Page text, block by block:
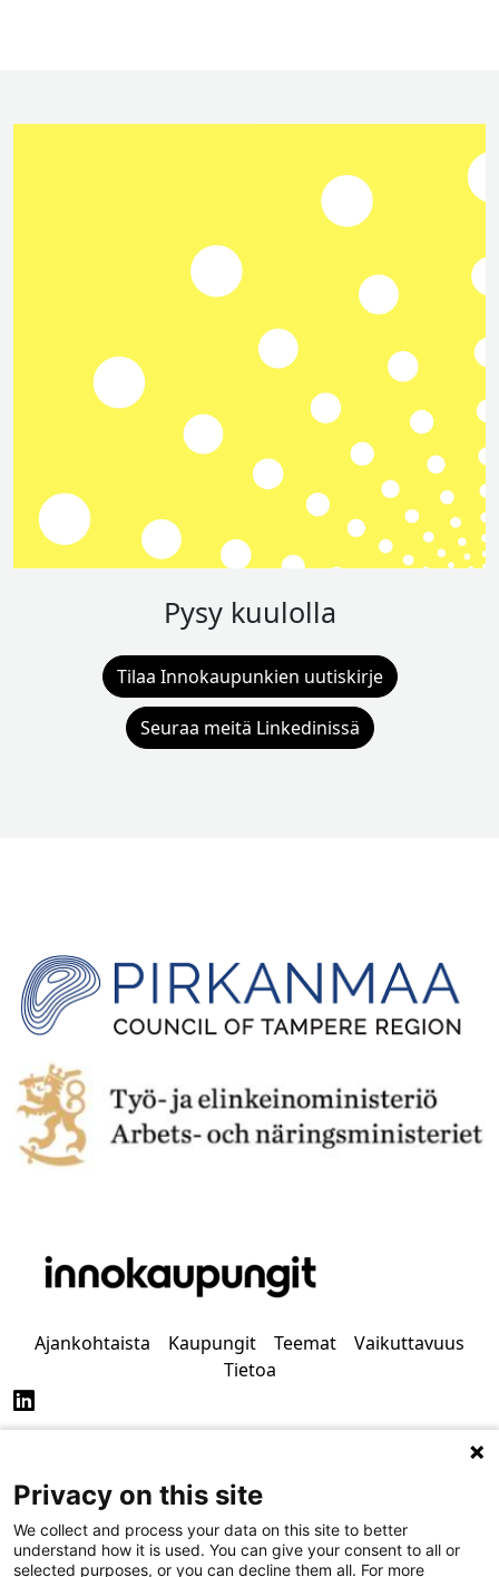
Pysy kuulolla
Tilaa Innokaupunkien uutiskirje
Seuraa meitä Linkedinissä
Ajankohtaista Kaupungit Teemat
Vaikuttavuus
Tietoa
Tietosuoja Saavutettavuus
Privacy on this site
We collect and process your data on this site to better
understand how it is used. You can give your consent to all or
selected purposes, or you can decline them all. For more